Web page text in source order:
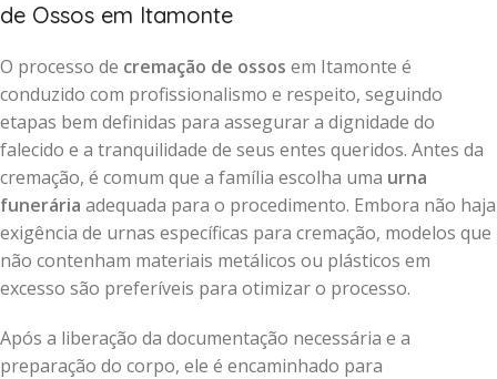
de Ossos em Itamonte
O processo de cremação de ossos em Itamonte é
conduzido com profissionalismo e respeito, seguindo
etapas bem definidas para assegurar a dignidade do
falecido e a tranquilidade de seus entes queridos. Antes da
cremação, é comum que a família escolha uma urna
funerária adequada para o procedimento. Embora não haja
exigência de urnas específicas para cremação, modelos que
não contenham materiais metálicos ou plásticos em
excesso são preferíveis para otimizar o processo.
Após a liberação da documentação necessária e a
preparação do corpo, ele é encaminhado para